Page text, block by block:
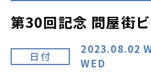
第30回記念 問屋街
日付
2023.08.02
WED